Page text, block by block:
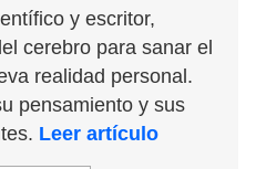
y escritor,
cerebro para sanar el
realidad personal.
pensamiento y sus
Leer artículo